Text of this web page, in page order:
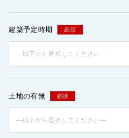
建築予定時期 必須
土地の有無 必須